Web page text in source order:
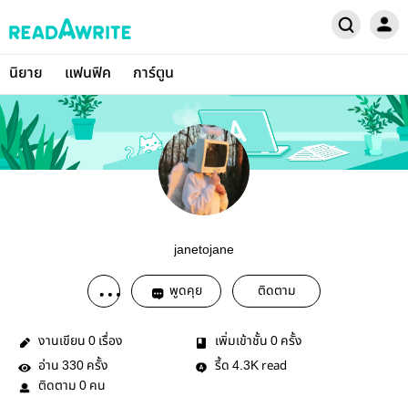
นิยาย แฟนฟิค การ์ตูน
janetojane
พูดคุย ติดตาม
งานเขียน 0 เรื่อง เพิ่มเข้าชั้น 0 ครั้ง
อ่าน 330 ครั้ง รี้ด 4.3K read
ติดตาม 0 คน